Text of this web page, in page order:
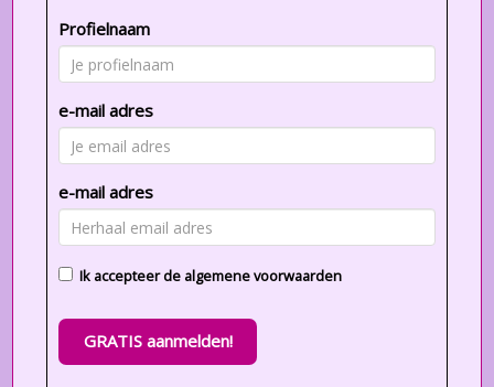
Profielnaam
e-mail adres
e-mail adres
Ik accepteer de algemene voorwaarden
GRATIS aanmelden!